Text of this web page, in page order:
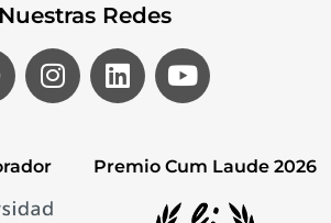
Nuestras Redes
Premio Cum Laude 2026